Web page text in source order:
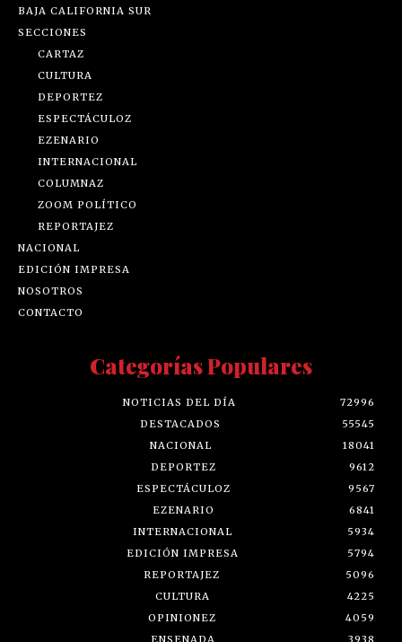
BAJA CALIFORNIA SUR
SECCIONES
CARTAZ
CULTURA
DEPORTEZ
ESPECTÁCULOZ
EZENARIO
INTERNACIONAL
COLUMNAZ
ZOOM POLÍTICO
REPORTAJEZ
NACIONAL
EDICIÓN IMPRESA
NOSOTROS
CONTACTO
Categorías Populares
NOTICIAS DEL DÍA
72996
DESTACADOS
55545
NACIONAL
18041
DEPORTEZ
9612
ESPECTÁCULOZ
9567
EZENARIO
6841
INTERNACIONAL
5934
EDICIÓN IMPRESA
5794
REPORTAJEZ
5096
CULTURA
4225
OPINIONEZ
4059
ENSENADA
3938